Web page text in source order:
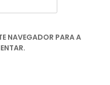
NAVEGADOR PARA A